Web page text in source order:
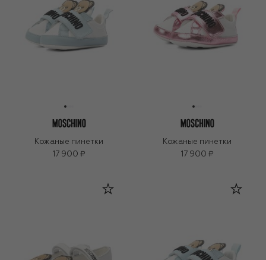
Кожаные пинетки
17 900 ₽
Кожаные пинетки
17 900 ₽